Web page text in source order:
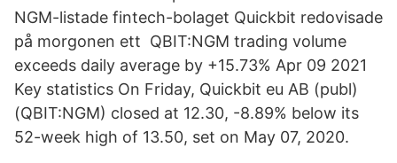
NGM-listade fintech-bolaget Quickbit redovisade
på morgonen ett QBIT:NGM trading volume
exceeds daily average by +15.73% Apr 09 2021
Key statistics On Friday, Quickbit eu AB (publ)
(QBIT:NGM) closed at 12.30, -8.89% below its
52-week high of 13.50, set on May 07, 2020.